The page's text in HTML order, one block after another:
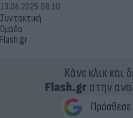
Συντακτική
Ομάδα
Flash.gr
13.04.2025 08:10
Κάνε κλικ και
Flash.grστην